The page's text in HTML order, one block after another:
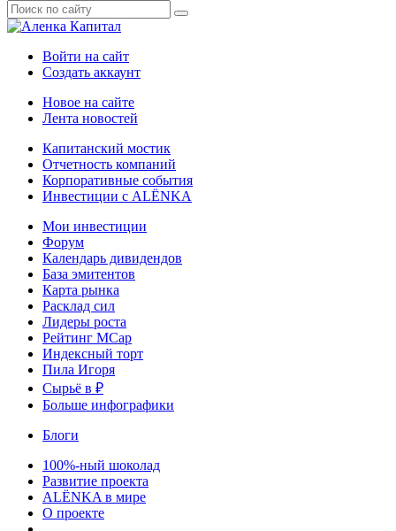
Войти на сайт
Создать аккаунт
Новое на сайте
Лента новостей
Капитанский мостик
Отчетность компаний
Корпоративные события
Инвестиции с ALЁNKA
Мои инвестиции
Форум
Календарь дивидендов
База эмитентов
Карта рынка
Расклад сил
Лидеры роста
Рейтинг MCap
Индексный торт
Пила Игоря
Сырьё в ₽
Больше инфографики
Блоги
100%-ный шоколад
Развитие проекта
ALЁNKA в мире
О проекте